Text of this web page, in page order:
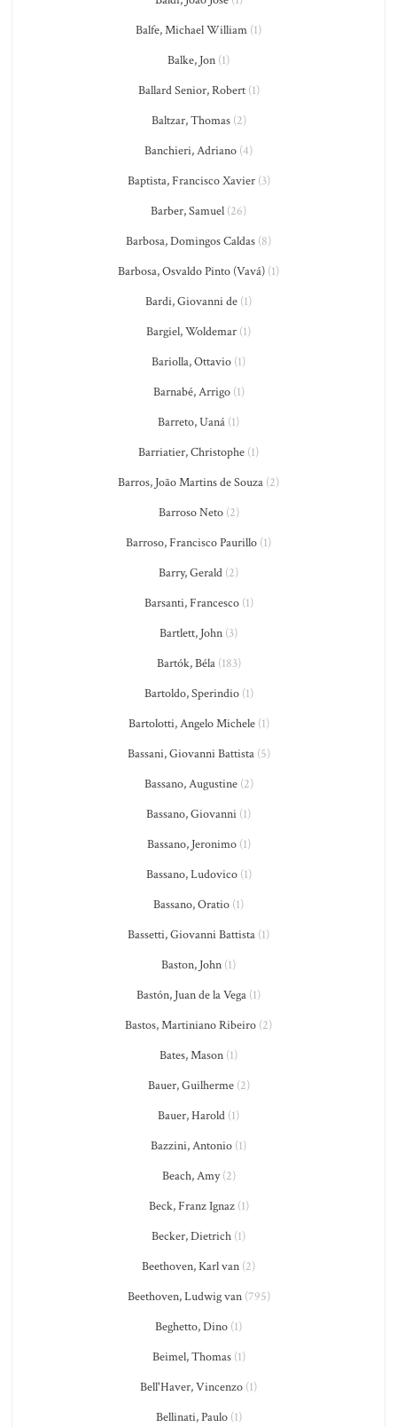
Balfe, Michael William (1)
Balke, Jon (1)
Ballard Senior, Robert(1)
Baltzar, Thomas(2)
Banchieri, Adriano (4)
Baptista, Francisco Xavier(3)
Barber, Samuel (26)
Barbosa, Domingos Caldas (8)
Barbosa, Osvaldo Pinto (Vavá) (1)
Bardi, Giovanni de (1)
Bargiel, Woldemar (1)
Bariolla, Ottavio (1)
Barnabé, Arrigo(1)
Barreto, Uaná (1)
Barriatier, Christophe (1)
Barros, João Martins de Souza (2)
Barroso Neto(2)
Barroso, Francisco Paurillo (1)
Barry, Gerald (2)
Barsanti, Francesco(1)
Bartlett, John (3)
Bartók, Béla(183)
Bartoldo, Sperindio(1)
Bartolotti, Angelo Michele(1)
Bassani, Giovanni Battista(5)
Bassano, Augustine(2)
Bassano, Giovanni (1)
Bassano, Jeronimo(1)
Bassano, Ludovico(1)
Bassano, Oratio (1)
Bassetti, Giovanni Battista (1)
Baston, John (1)
Bastón, Juan de la Vega (1)
Bastos, Martiniano Ribeiro (2)
Bates, Mason (1)
Bauer, Guilherme(2)
Bauer, Harold (1)
Bazzini, Antonio (1)
Beach, Amy(2)
Beck, Franz Ignaz(1)
Becker, Dietrich (1)
Beethoven, Karl van (2)
Beethoven, Ludwig van(795)
Beghetto, Dino (1)
Beimel, Thomas(1)
Bell'Haver, Vincenzo (1)
Bellinati, Paulo(1)